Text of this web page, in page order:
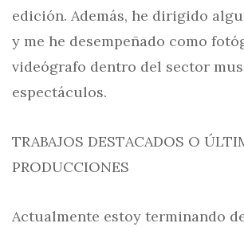
edición. Además, he dirigido
y me he desempeñado como
videógrafo dentro del sector
espectáculos.
TRABAJOS DESTACADOS O
PRODUCCIONES
Actualmente estoy terminando